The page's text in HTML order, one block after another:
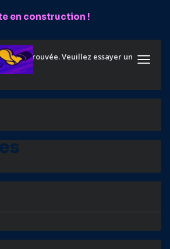
en construction !
trouvée. Veuillez essayer un